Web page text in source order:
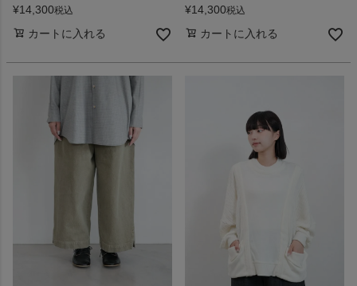
¥14,300税込
カートに入れる
¥14,300税込
カートに入れる